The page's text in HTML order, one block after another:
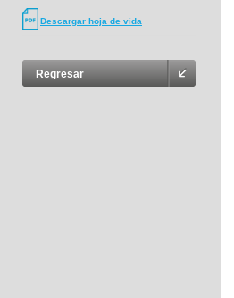
Descargar hoja de vida
Regresar